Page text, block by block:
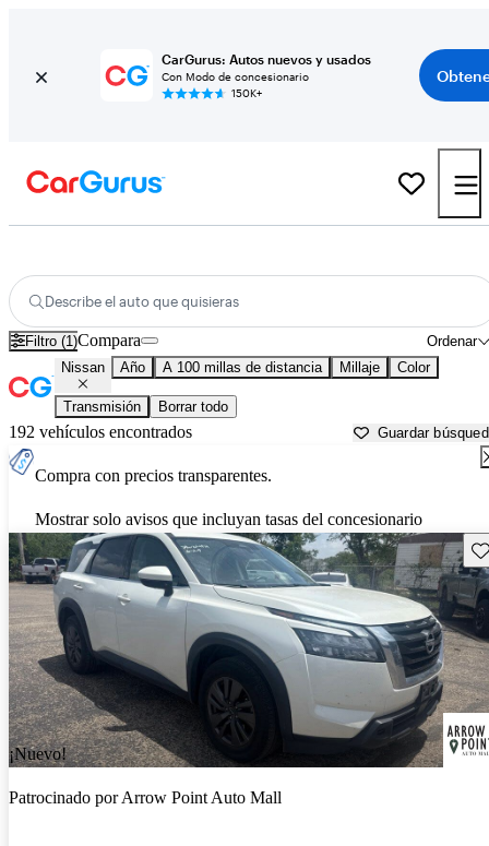
CarGurus: Autos nuevos y usados
Con Modo de concesionario
150K+
Describe el auto que quisieras
Filtro (1) Ordenar
Compara
Nissan Año A 100 millas de distancia Millaje Color
Transmisión Borrar todo
192 vehículos encontrados Guardar
Compra con precios transparentes.
Mostrar solo avisos que incluyan tasas del concesionario
¡Nuevo!
Patrocinado porArrow Point Auto Mall